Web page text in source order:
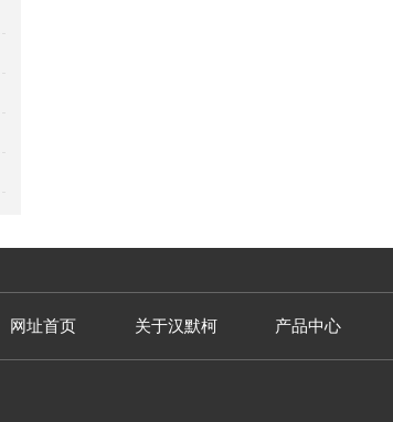
网址首页 关于汉默柯 产品中心